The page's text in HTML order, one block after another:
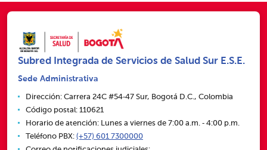
Subred Integrada de Servicios de Salud Sur E.S.E.
Sede Administrativa
Dirección: Carrera 24C #54‑47 Sur, Bogotá D.C., Colombia
Código postal: 110621
Horario de atención: Lunes a viernes de 7:00 a.m. ‑ 4:00 p.m.
Teléfono PBX: (+57) 601 7300000